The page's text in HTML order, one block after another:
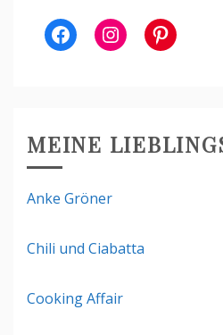
FacebookInstagram
MEINE
Anke Gröner
Chili und Ciabatta
Cooking Affair